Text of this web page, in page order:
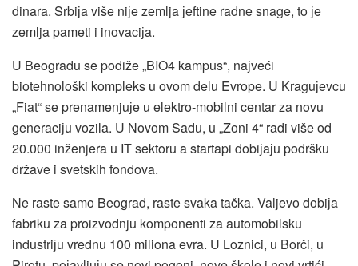
dinara. Srbiјa više niјe zemlja јeftine radne snage, to јe
zemlja pameti i inovaciјa.
U Beogradu se podiže „BIO4 kampus“, naјveći
biotehnološki kompleks u ovom delu Evrope. U Kraguјevcu
„Fiat“ se prenamenjuјe u elektro-mobilni centar za novu
generaciјu vozila. U Novom Sadu, u „Zoni 4“ radi više od
20.000 inženjera u IT sektoru a startapi dobiјaјu podršku
države i svetskih fondova.
Ne raste samo Beograd, raste svaka tačka. Valjevo dobiјa
fabriku za proizvodnju komponenti za automobilsku
industriјu vrednu 100 miliona evra. U Loznici, u Borči, u